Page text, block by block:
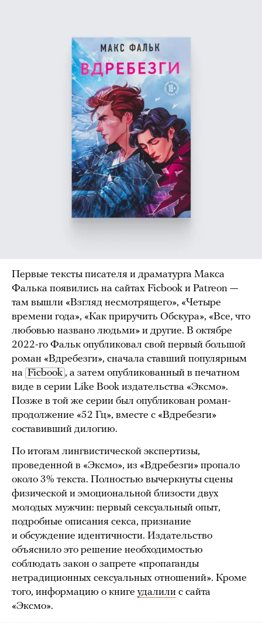
Первые тексты писателя и драматурга Макса
Фалька появились на сайтах Ficbook и Patreon —
там вышли «Взгляд несмотрящего», «Четыре
времени года», «Как приручить Обскура», «Все, что
любовью названо людьми» и другие. В октябре
2022-го Фальк опубликовал свой первый большой
роман «Вдребезги», сначала ставший популярным
на Ficbook , а затем опубликованный в печатном
виде в серии Like Book издательства «Эксмо».
Позже в той же серии был опубликован роман-
продолжение «52 Гц», вместе с «Вдребезги»
составивший дилогию.
По итогам лингвистической экспертизы,
проведенной в «Эксмо», из «Вдребезги» пропало
около 3% текста. Полностью вычеркнуты сцены
физической и эмоциональной близости двух
молодых мужчин: первый сексуальный опыт,
подробные описания секса, признание
и обсуждение идентичности. Издательство
объяснило это решение необходимостью
соблюдать закон о запрете «пропаганды
нетрадиционных сексуальных отношений». Кроме
того, информацию о книге удалили с сайта
«Эксмо».